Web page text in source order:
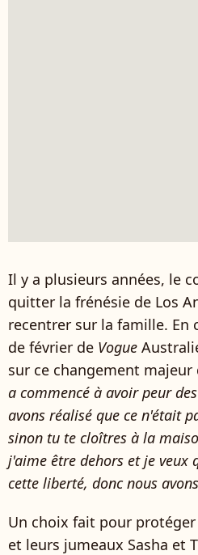
Il y a plusieurs années, le
quitter la frénésie de Los
recentrer sur la famille. En
de février de Vogue
sur ce changement majeur
a commencé à avoir peur
avons réalisé que ce n'était
sinon tu te cloîtres à la
j'aime être dehors et je veux
cette liberté, donc nous
Un choix fait pour protéger
et leurs jumeaux Sasha et